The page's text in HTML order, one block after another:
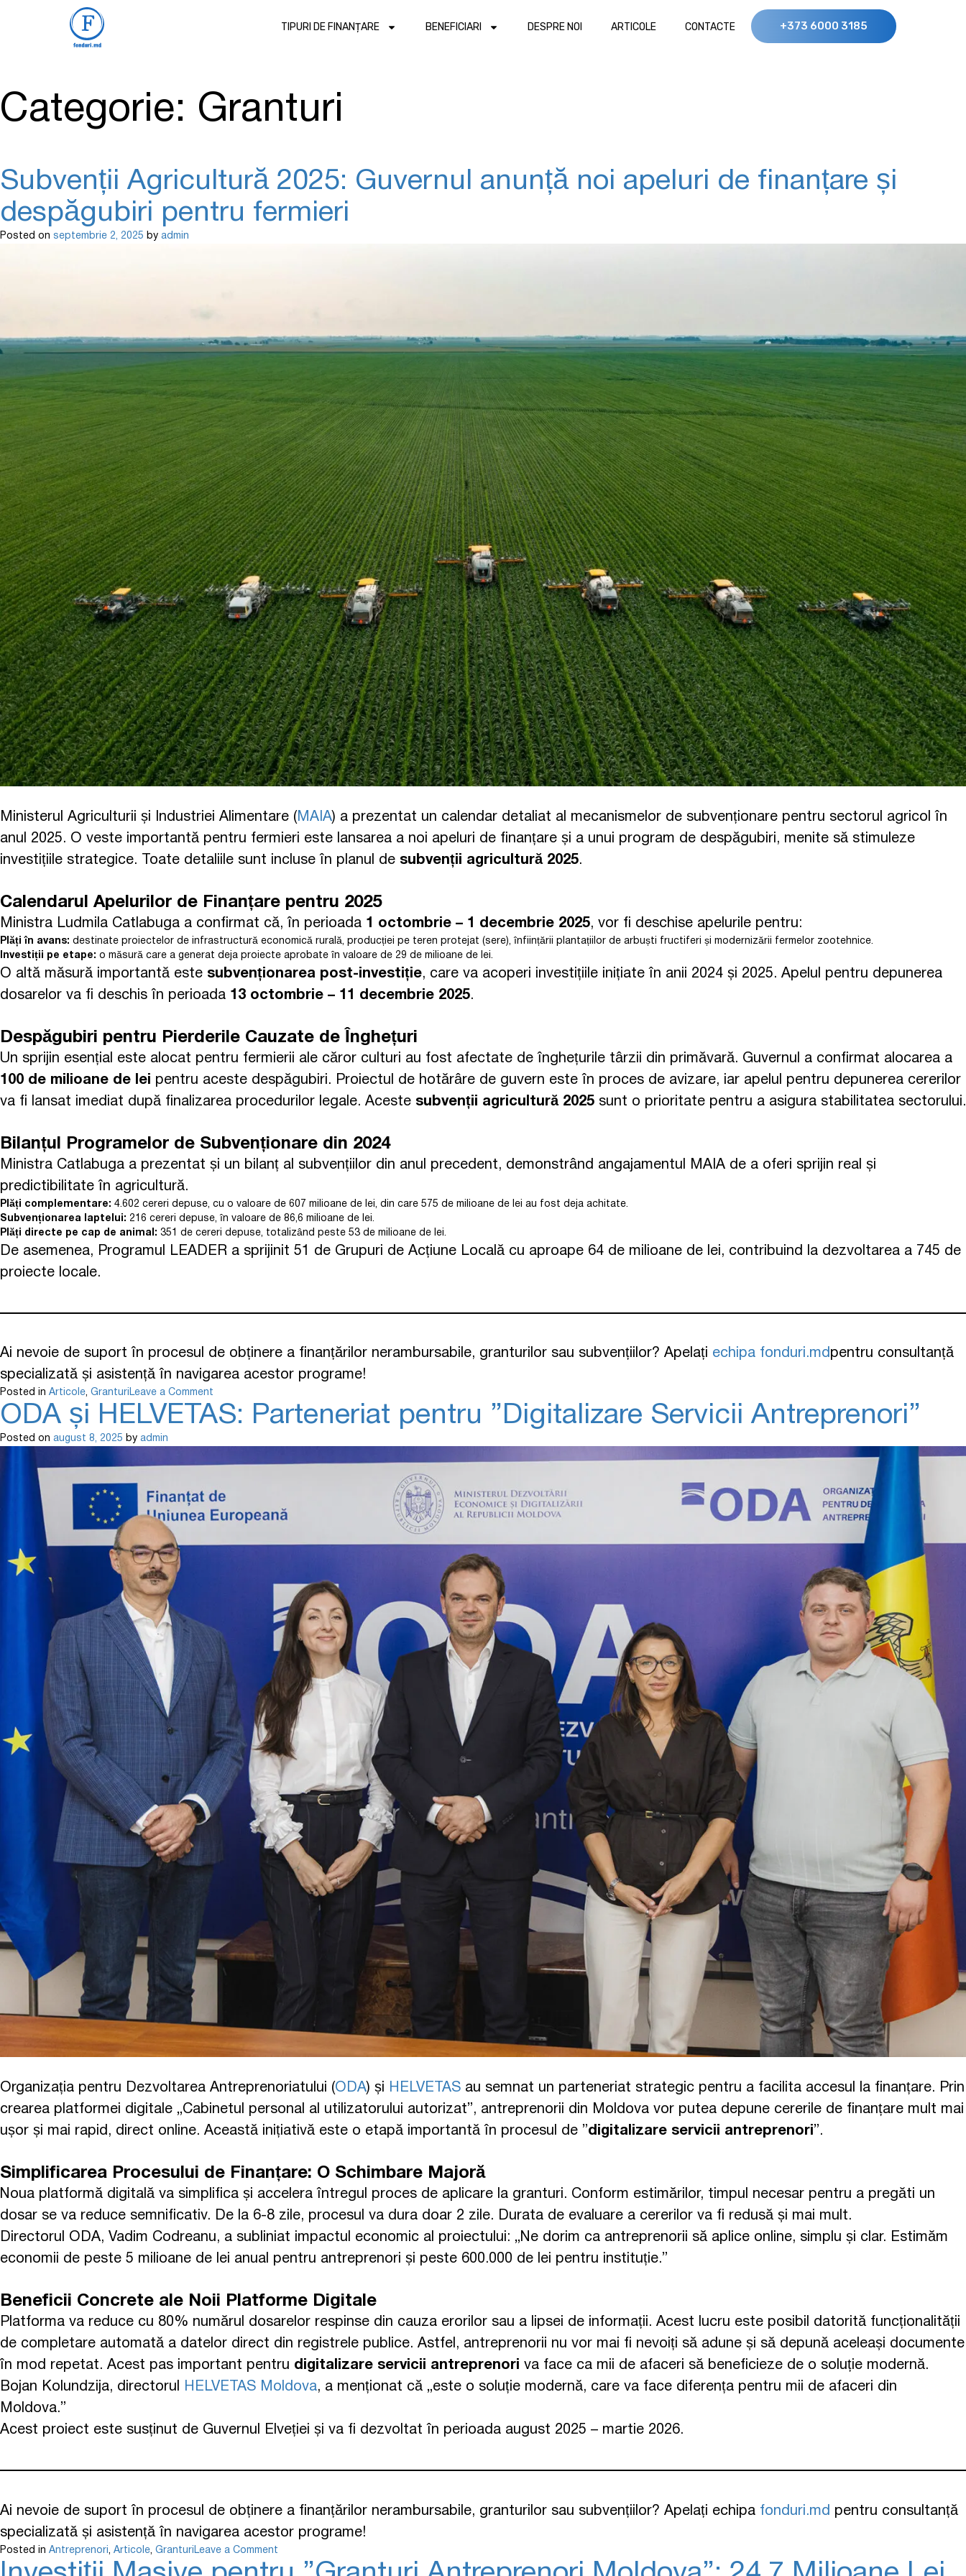
TIPURI DE FINANȚARE BENEFICIARI DESPRE NOI ARTICOLE CONTACTE +373 6000 3185
Categorie: Granturi
Subvenții Agricultură 2025: Guvernul anunță noi apeluri de finanțare și
despăgubiri pentru fermieri
Posted on septembrie 2, 2025 by admin
Ministerul Agriculturii și Industriei Alimentare ( MAIA) a prezentat un calendar detaliat al mecanismelor de subvenționare pentru sectorul agricol în
anul 2025. O veste importantă pentru fermieri este lansarea a noi apeluri de finanțare și a unui program de despăgubiri, menite să stimuleze
investițiile strategice. Toate detaliile sunt incluse în planul de subvenții agricultură 2025.
Calendarul Apelurilor de Finanțare pentru 2025
Ministra Ludmila Catlabuga a confirmat că, în perioada 1 octombrie – 1 decembrie 2025, vor fi deschise apelurile pentru:
Plăți în avans: destinate proiectelor de infrastructură economică rurală, producției pe teren protejat (sere), înființării plantațiilor de arbuști fructiferi și modernizării fermelor zootehnice.
Investiții pe etape: o măsură care a generat deja proiecte aprobate în valoare de 29 de milioane de lei.
O altă măsură importantă este subvenționarea post-investiție, care va acoperi investițiile inițiate în anii 2024 și 2025. Apelul pentru depunerea
dosarelor va fi deschis în perioada 13 octombrie – 11 decembrie 2025.
Despăgubiri pentru Pierderile Cauzate de Înghețuri
Un sprijin esențial este alocat pentru fermierii ale căror culturi au fost afectate de înghețurile târzii din primăvară. Guvernul a confirmat alocarea a
100 de milioane de lei
pentru aceste despăgubiri. Proiectul de hotărâre de guvern este în proces de avizare, iar apelul pentru depunerea cererilor
va fi lansat imediat după finalizarea procedurilor legale. Aceste subvenții agricultură 2025 sunt o prioritate pentru a asigura stabilitatea sectorului.
Bilanțul Programelor de Subvenționare din 2024
Ministra Catlabuga a prezentat și un bilanț al subvențiilor din anul precedent, demonstrând angajamentul MAIA de a oferi sprijin real și
predictibilitate în agricultură.
Plăți complementare: 4.602 cereri depuse, cu o valoare de 607 milioane de lei, din care 575 de milioane de lei au fost deja achitate.
Subvenționarea laptelui: 216 cereri depuse, în valoare de 86,6 milioane de lei.
Plăți directe pe cap de animal: 351 de cereri depuse, totalizând peste 53 de milioane de lei.
De asemenea, Programul LEADER a sprijinit 51 de Grupuri de Acțiune Locală cu aproape 64 de milioane de lei, contribuind la dezvoltarea a 745 de
proiecte locale.
Ai nevoie de suport în procesul de obținere a finanțărilor nerambursabile, granturilor sau subvențiilor? Apelați echipa fonduri.md pentru consultanță
specializată și asistență în navigarea acestor programe!
Posted in Articole, Granturi Leave a Comment
ODA și HELVETAS: Parteneriat pentru ”Digitalizare Servicii Antreprenori”
Posted on august 8, 2025 by admin
Organizația pentru Dezvoltarea Antreprenoriatului (ODA) și HELVETAS au semnat un parteneriat strategic pentru a facilita accesul la finanțare. Prin
crearea platformei digitale „Cabinetul personal al utilizatorului autorizat”, antreprenorii din Moldova vor putea depune cererile de finanțare mult mai
ușor și mai rapid, direct online. Această inițiativă este o etapă importantă în procesul de ”digitalizare servicii antreprenori”.
Simplificarea Procesului de Finanțare: O Schimbare Majoră
Noua platformă digitală va simplifica și accelera întregul proces de aplicare la granturi. Conform estimărilor, timpul necesar pentru a pregăti un
dosar se va reduce semnificativ. De la 6-8 zile, procesul va dura doar 2 zile. Durata de evaluare a cererilor va fi redusă și mai mult.
Directorul ODA, Vadim Codreanu, a subliniat impactul economic al proiectului: „Ne dorim ca antreprenorii să aplice online, simplu și clar. Estimăm
economii de peste 5 milioane de lei anual pentru antreprenori și peste 600.000 de lei pentru instituție.”
Beneficii Concrete ale Noii Platforme Digitale
Platforma va reduce cu 80% numărul dosarelor respinse din cauza erorilor sau a lipsei de informații. Acest lucru este posibil datorită funcționalității
de completare automată a datelor direct din registrele publice. Astfel, antreprenorii nu vor mai fi nevoiți să adune și să depună aceleași documente
în mod repetat. Acest pas important pentru digitalizare servicii antreprenori va face ca mii de afaceri să beneficieze de o soluție modernă.
Bojan Kolundzija, directorul
HELVETAS Moldova, a menționat că „este o soluție modernă, care va face diferența pentru mii de afaceri din
Moldova.”
Acest proiect este susținut de Guvernul Elveției și va fi dezvoltat în perioada august 2025 – martie 2026.
Ai nevoie de suport în procesul de obținere a finanțărilor nerambursabile, granturilor sau subvențiilor? Apelați echipa fonduri.md pentru consultanță
specializată și asistență în navigarea acestor programe!
Posted in Antreprenori, Articole, Granturi Leave a Comment